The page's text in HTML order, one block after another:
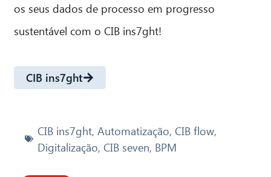
os seus dados de processo em progresso
sustentável com o CIB ins7ght!
CIB ins7ght
CIB ins7ght, Automatização, CIB flow,
Digitalização, CIB seven, BPM